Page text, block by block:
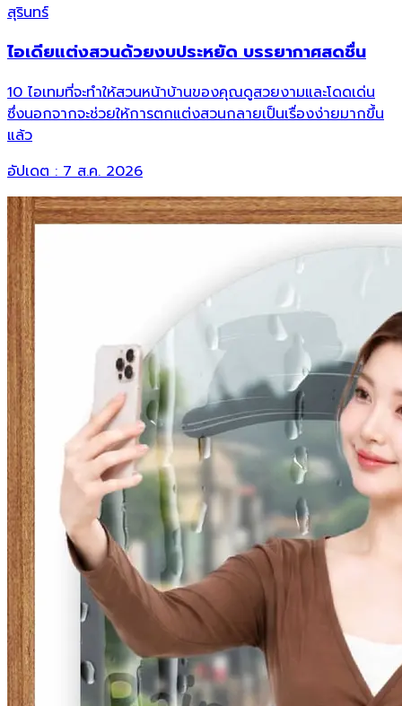
สุรินทร์
ไอเดียแต่งสวนด้วยงบประหยัด บรรยากาศสดชื่น
10 ไอเทมที่จะทำให้สวนหน้าบ้านของคุณดูสวยงามและโดดเด่น
ซึ่งนอกจากจะช่วยให้การตกแต่งสวนกลายเป็นเรื่องง่ายมากขึ้น
แล้ว
อัปเดต :7 ส.ค. 2026